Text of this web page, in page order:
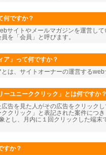
何ですか？
サイトやメールマガジンを運営し
を「会員」と呼びます。
ア」って何ですか？
は、サイトオーナーの運営する
ーユニーククリック」とは何ですか
告を見た人がその広告をクリック
クリック」と表記された案件につ
とし、月内に１回クリックした端
すか？